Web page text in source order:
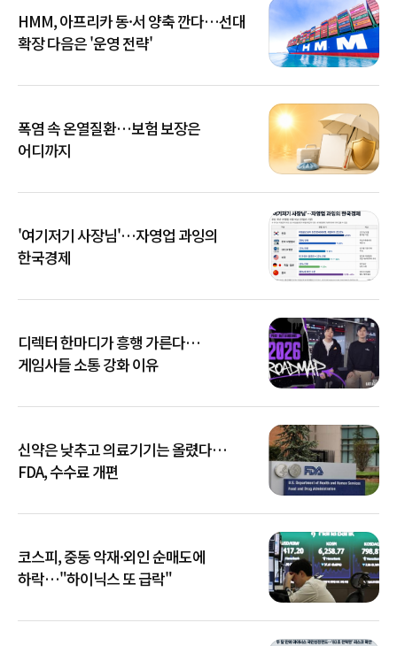
HMM, 아프리카 동·서 양축 깐다…선대
확장 다음은 '운영 전략'
폭염 속 온열질환…보험 보장은
어디까지
'여기저기 사장님'…자영업 과잉의
한국경제
디렉터 한마디가 흥행 가른다…
게임사들 소통 강화 이유
신약은 낮추고 의료기기는 올렸다…
FDA, 수수료 개편
코스피, 중동 악재·외인 순매도에
하락…"하이닉스 또 급락"